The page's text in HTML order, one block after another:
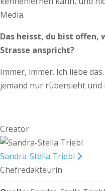
Media.
Das heisst, du bist offen,
Strasse anspricht?
Immer, immer. Ich liebe
jemand nur rübersieht und
Creator
Sandra-Stella Triebl
Chefredakteurin